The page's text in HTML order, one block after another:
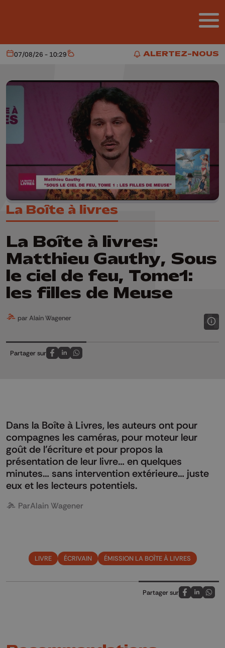
ALERTEZ-NOUS
ALERTEZ-NOUS
Aujourd'hui
07/08/26 - 10:29 Météo
La Boîte à livres
La Boîte à livres:
Matthieu Gauthy, Sous
le ciel de feu, Tome1:
les filles de Meuse
par Alain Wagener
Partager sur
Partagez sur FaceBook
Partagez sur LinkedIn
Partagez sur Whatsapp
Dans la Boîte à Livres, les auteurs ont pour
compagnes les caméras, pour moteur leur
goût de l’écriture et pour propos la
présentation de leur livre… en quelques
minutes… sans intervention extérieure… juste
eux et les lecteurs potentiels.
ParAlain Wagener
LIVRE ÉCRIVAIN ÉMISSION LA BOÎTE À LIVRES
Partager sur
Partagez sur
Partagez